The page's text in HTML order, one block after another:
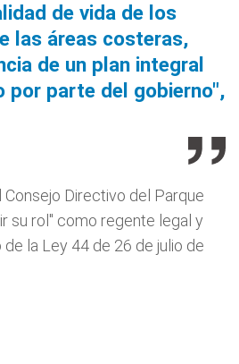
de vida de los
las áreas costeras,
de un plan integral
por parte del gobierno",
Consejo Directivo del Parque
su rol" como regente legal y
la Ley 44 de 26 de julio de